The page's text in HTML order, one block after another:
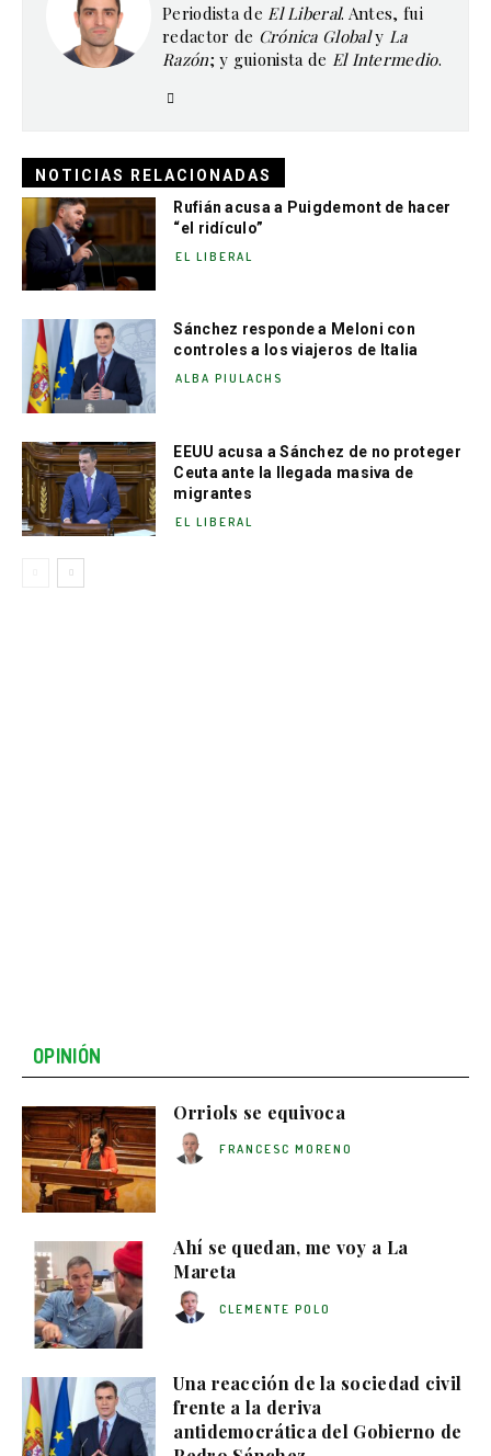
Periodista de El Liberal. Antes, fui
redactor de Crónica Globaly La
Razón; y guionista de El Intermedio.
NOTICIAS RELACIONADAS
Rufián acusa a Puigdemont de hacer
“el ridículo”
EL LIBERAL
Sánchez responde a Meloni con
controles a los viajeros de Italia
ALBA PIULACHS
EEUU acusa a Sánchez de no proteger
Ceuta ante la llegada masiva de
migrantes
EL LIBERAL
OPINIÓN
Orriols se equivoca
FRANCESC MORENO
Ahí se quedan, me voy a La
Mareta
CLEMENTE POLO
Una reacción de la sociedad civil
frente a la deriva
antidemocrática del Gobierno de